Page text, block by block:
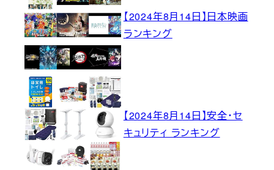
【2024年8月14日】日本映画
ランキング
【2024年8月14日】安全・セ
キュリティ ランキング